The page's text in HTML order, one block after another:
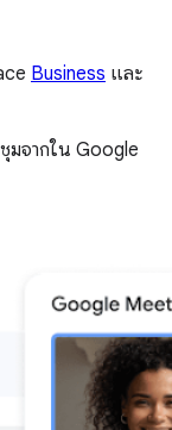
Business และ
มจากใน Google